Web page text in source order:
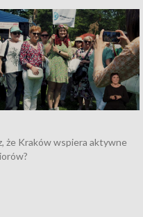
że Kraków wspiera aktywne